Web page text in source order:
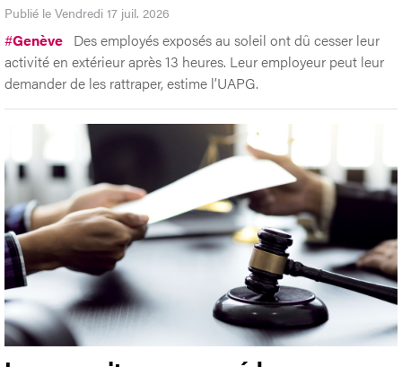
Publié le Vendredi 17 juil. 2026
#Genève Des employés exposés au soleil ont dû cesser leur
activité en extérieur après 13 heures. Leur employeur peut leur
demander de les rattraper, estime l’UAPG.